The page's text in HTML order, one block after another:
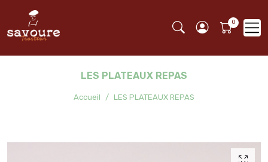
LES PLATEAUX REPAS
Accueil LES PLATEAUX REPAS